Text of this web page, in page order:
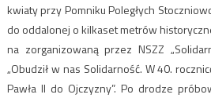
kwiaty przy Pomniku Poległych
do oddalonej o kilkaset metrów
na zorganizowaną przez NSZZ
„Obudził w nas Solidarność. W 40.
Pawła II do Ojczyzny”. Po drodze